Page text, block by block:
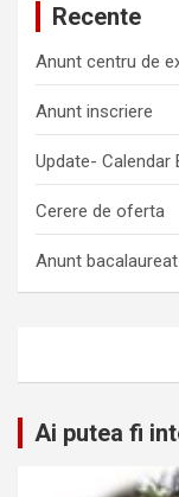
Recente
Anunt centru de
Anunt inscriere
Update- Calendar
Cerere de oferta
Anunt
Ai putea fi